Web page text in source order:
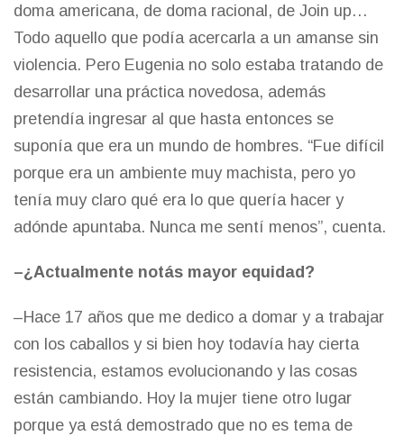
doma americana, de doma racional, de Join up…
Todo aquello que podía acercarla a un amanse sin
violencia. Pero Eugenia no solo estaba tratando de
desarrollar una práctica novedosa, además
pretendía ingresar al que hasta entonces se
suponía que era un mundo de hombres. “Fue difícil
porque era un ambiente muy machista, pero yo
tenía muy claro qué era lo que quería hacer y
adónde apuntaba. Nunca me sentí menos”, cuenta.
–¿Actualmente notás mayor equidad?
–Hace 17 años que me dedico a domar y a trabajar
con los caballos y si bien hoy todavía hay cierta
resistencia, estamos evolucionando y las cosas
están cambiando. Hoy la mujer tiene otro lugar
porque ya está demostrado que no es tema de